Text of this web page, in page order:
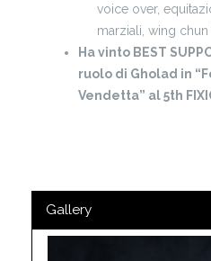
voice over,
marziali, wing chun
Ha vinto BEST
ruolo di Gholad in
Vendetta” al 5th
Gallery